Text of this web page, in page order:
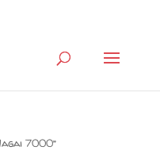
7000”